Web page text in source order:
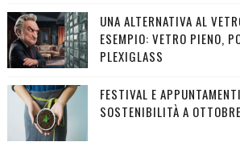
UNA ALTERNATIVA AL
ESEMPIO: VETRO PIENO,
PLEXIGLASS
FESTIVAL E
SOSTENIBILITÀ A OTTOBRE